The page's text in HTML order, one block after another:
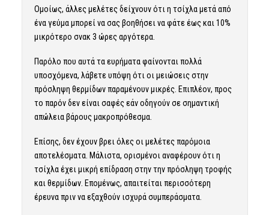
Ομοίως, άλλες μελέτες δείχνουν ότι η τσίχλα μετά από
ένα γεύμα μπορεί να σας βοηθήσει να φάτε έως και 10%
μικρότερο σνακ 3 ώρες αργότερα.
Παρόλο που αυτά τα ευρήματα φαίνονται πολλά
υποσχόμενα, λάβετε υπόψη ότι οι μειώσεις στην
πρόσληψη θερμίδων παραμένουν μικρές. Επιπλέον, προς
το παρόν δεν είναι σαφές εάν οδηγούν σε σημαντική
απώλεια βάρους μακροπρόθεσμα.
Επίσης, δεν έχουν βρει όλες οι μελέτες παρόμοια
αποτελέσματα. Μάλιστα, ορισμένοι αναφέρουν ότι η
τσίχλα έχει μικρή επίδραση στην την πρόσληψη τροφής
και θερμίδων. Επομένως, απαιτείται περισσότερη
έρευνα πριν να εξαχθούν ισχυρά συμπεράσματα.